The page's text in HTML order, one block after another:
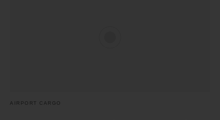
AIRPORT CARGO